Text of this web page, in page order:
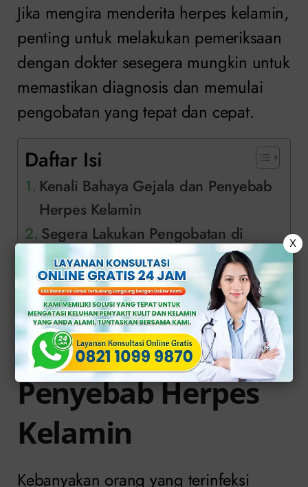
Jika mengira menderita herpes kelamin,
penting untuk melakukan pemeriksaan
dengan dokter sesegera mungkin untuk
memastikan diagnosis dan memulai
pengobatan yang tepat dan cepat.
Daftar Isi
Kenali Bahaya Gejala dan Penyebab
Herpes Kelamin
Segera Lakukan Pengobatan di
Klinik Apollo
Kenali Bahaya
Gejala dan
Penyebab Herpes
Kelamin
Kebanyakan orang yang terinfeksi
X